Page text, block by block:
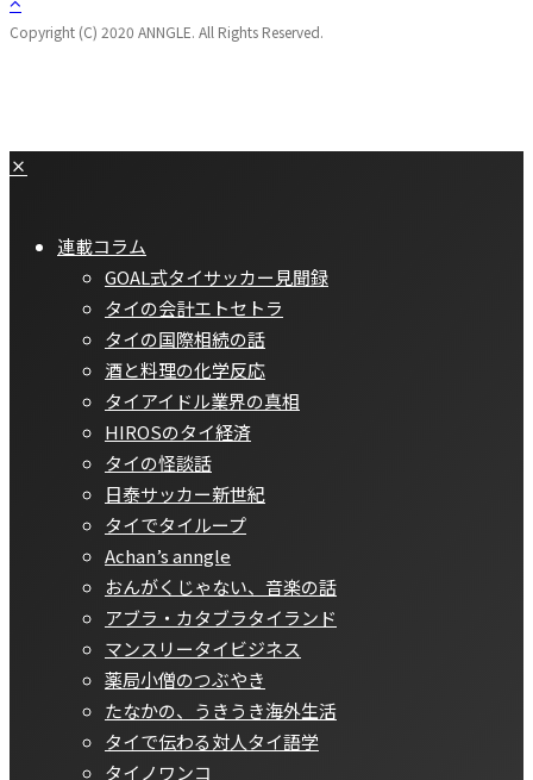
Copyright (C) 2020 ANNGLE. All Rights Reserved.
連載コラム
GOAL式タイサッカー見聞録
タイの会計エトセトラ
タイの国際相続の話
酒と料理の化学反応
タイアイドル業界の真相
HIROSのタイ経済
タイの怪談話
日泰サッカー新世紀
タイでタイループ
Achan’s anngle
おんがくじゃない、音楽の話
アブラ・カタブラタイランド
マンスリータイビジネス
薬局小僧のつぶやき
たなかの、うきうき海外生活
タイで伝わる対人タイ語学
タイノワンコ